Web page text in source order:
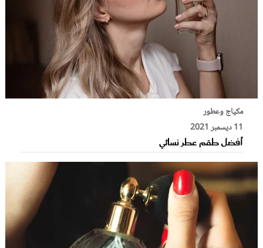
مكياج وعطور
11 ديسمبر 2021
أفضل طقم عطر نسائي